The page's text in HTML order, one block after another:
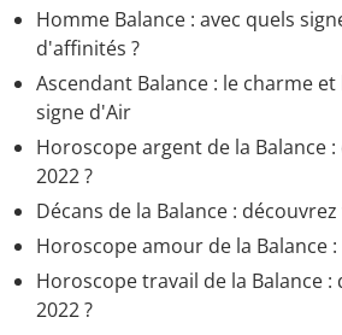
Homme Balance : avec quels
d'affinités ?
Ascendant Balance : le charme
signe d'Air
Horoscope argent de la Balance
2022 ?
Décans de la Balance :
Horoscope amour de la Balance
Horoscope travail de la Balance :
2022 ?